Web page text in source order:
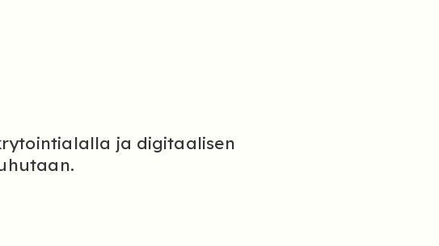
ja digitaalisen